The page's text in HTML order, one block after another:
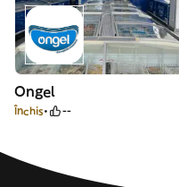
Ongel
Închis --